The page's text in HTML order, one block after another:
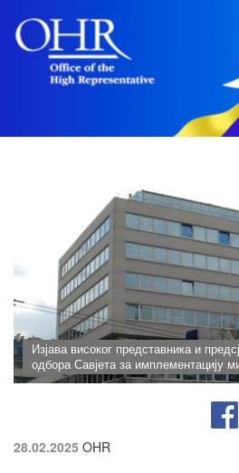
Изјава високог представника и
одбора Савјета за имплементацију
28.02.2025 OHR